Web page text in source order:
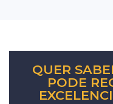
QUER
PODE